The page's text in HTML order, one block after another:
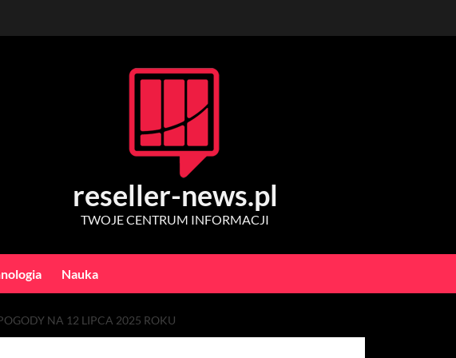
reseller-news.pl
TWOJE CENTRUM INFORMACJI
Nauka
NA 12 LIPCA 2025 ROKU